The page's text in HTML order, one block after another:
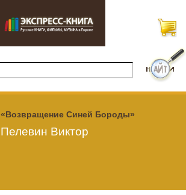
«Возвращение Синей Бороды»
Пелевин Виктор